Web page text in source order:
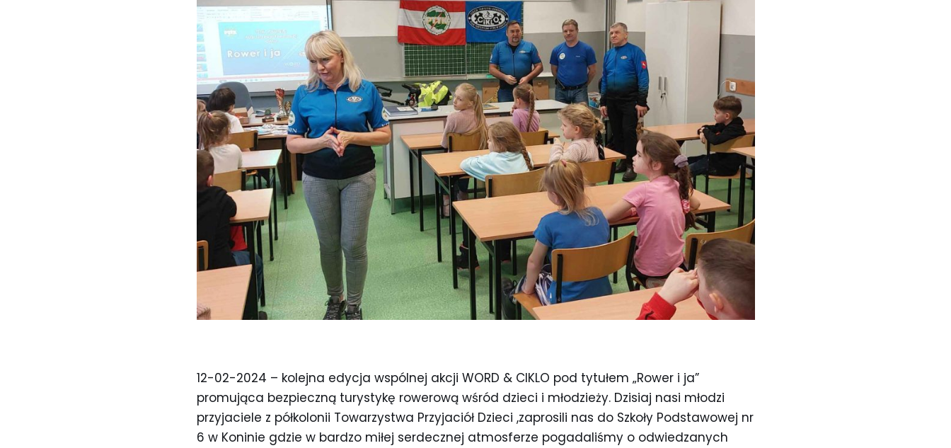
12-02-2024 – kolejna edycja wspólnej akcji WORD & CIKLO pod tytułem „Rower i ja”
promująca bezpieczną turystykę rowerową wśród dzieci i młodzieży. Dzisiaj nasi młodzi
przyjaciele z półkolonii Towarzystwa Przyjaciół Dzieci ,zaprosili nas do Szkoły Podstawowej nr
6 w Koninie gdzie w bardzo miłej serdecznej atmosferze pogadaliśmy o odwiedzanych